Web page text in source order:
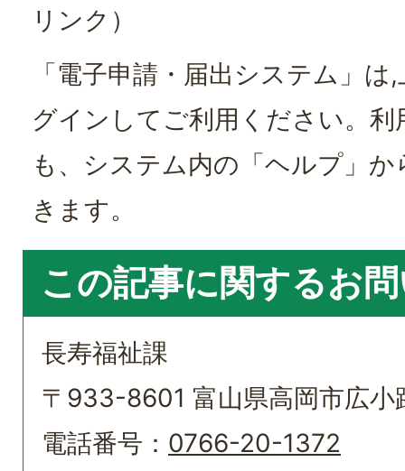
リンク）
「電子申請・届出システム」
グインしてご利用ください。
も、システム内の「ヘルプ」
きます。
この記事に関するお
長寿福祉課
〒933-8601 富山県高岡市広
電話番号： 0766-20-1372